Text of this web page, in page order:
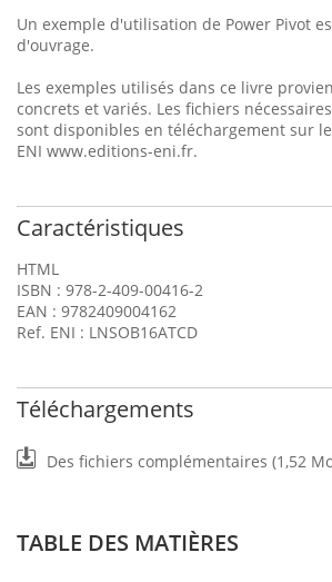
Un exemple d'utilisation de Power Pivot
d'ouvrage.
Les exemples utilisés dans ce livre
concrets et variés. Les fichiers
sont disponibles en téléchargement sur
ENI www.editions-eni.fr.
Caractéristiques
HTML
ISBN : 978-2-409-00416-2
EAN : 9782409004162
Ref. ENI : LNSOB16ATCD
Téléchargements
Des fichiers complémentaires (1,52
TABLE DES MATIÈRES